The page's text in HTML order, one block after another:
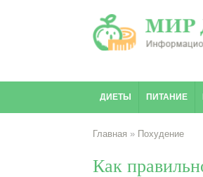
ДИЕТЫ ПИТАНИЕ
Главная » Похудение
Как